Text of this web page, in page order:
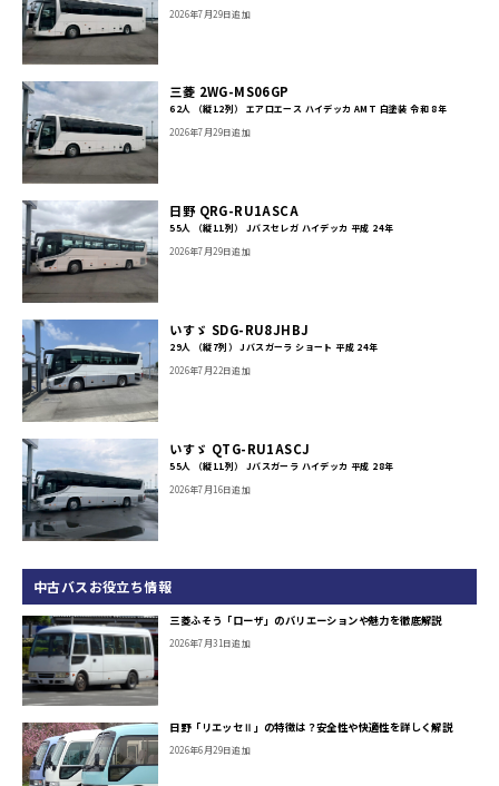
2026年7月29日追加
三菱 2WG-MS06GP
62人 （縦12列） エアロエース ハイデッカ AMT 白塗装 令和 8年
2026年7月29日追加
日野 QRG-RU1ASCA
55人 （縦11列） Jバスセレガ ハイデッカ 平成 24年
2026年7月29日追加
いすゞ SDG-RU8JHBJ
29人 （縦7列） Jバスガーラ ショート 平成 24年
2026年7月22日追加
いすゞ QTG-RU1ASCJ
55人 （縦11列） Jバスガーラ ハイデッカ 平成 28年
2026年7月16日追加
中古バスお役立ち情報
三菱ふそう「ローザ」のバリエーションや魅力を徹底解説
2026年7月31日追加
日野「リエッセⅡ」の特徴は？安全性や快適性を詳しく解説
2026年6月29日追加